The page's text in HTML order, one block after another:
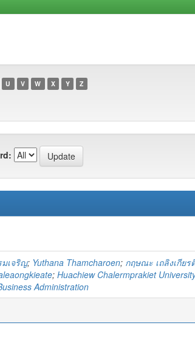
U V W X Y Z
เจริญ; Yuthana Thamcharoen; กฤษณะ เถลิงเกียร
; Huachiew Chalermprakiet
Administration